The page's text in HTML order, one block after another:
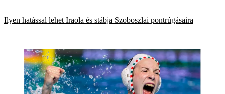
Ilyen hatással lehet Iraola és stábja Szoboszlai pontrúgásaira